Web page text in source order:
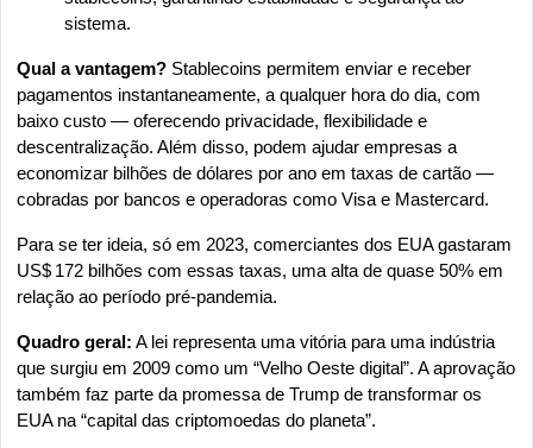
sistema.
Qual a vantagem? Stablecoins permitem enviar e receber
pagamentos instantaneamente, a qualquer hora do dia, com
baixo custo — oferecendo privacidade, flexibilidade e
descentralização. Além disso, podem ajudar empresas a
economizar bilhões de dólares por ano em taxas de cartão —
cobradas por bancos e operadoras como Visa e Mastercard.
Para se ter ideia, só em 2023, comerciantes dos EUA gastaram
US$ 172 bilhões com essas taxas, uma alta de quase 50% em
relação ao período pré-pandemia.
Quadro geral: A lei representa uma vitória para uma indústria
que surgiu em 2009 como um “Velho Oeste digital”. A aprovação
também faz parte da promessa de Trump de transformar os
EUA na “capital das criptomoedas do planeta”.